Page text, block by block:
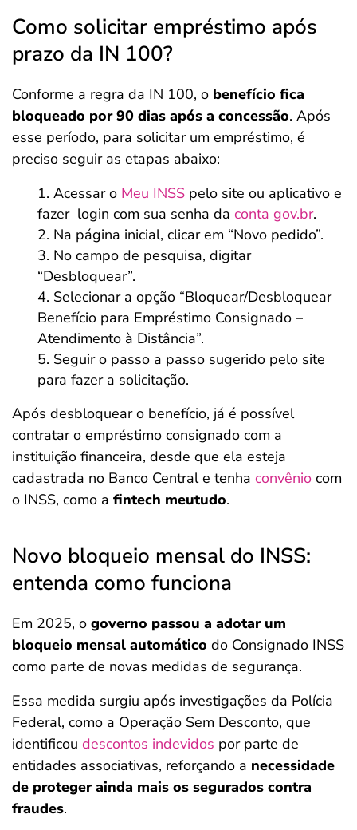
Como solicitar empréstimo após
prazo da IN 100?
Conforme a regra da IN 100, o benefício fica
bloqueado por 90 dias após a concessão. Após
esse período, para solicitar um empréstimo, é
preciso seguir as etapas abaixo:
Acessar o Meu INSS pelo site ou aplicativo e
fazer login com sua senha da conta gov.br.
Na página inicial, clicar em “Novo pedido”.
No campo de pesquisa, digitar
“Desbloquear”.
Selecionar a opção “Bloquear/Desbloquear
Benefício para Empréstimo Consignado –
Atendimento à Distância”.
Seguir o passo a passo sugerido pelo site
para fazer a solicitação.
Após desbloquear o benefício, já é possível
contratar o empréstimo consignado com a
instituição financeira, desde que ela esteja
cadastrada no Banco Central e tenha convênio com
o INSS, como a fintech meutudo.
Novo bloqueio mensal do INSS:
entenda como funciona
Em 2025, o governo passou a adotar um
bloqueio mensal automático do Consignado INSS
como parte de novas medidas de segurança.
Essa medida surgiu após investigações da Polícia
Federal, como a Operação Sem Desconto, que
identificou descontos indevidos por parte de
entidades associativas, reforçando a necessidade
de proteger ainda mais os segurados contra
fraudes.